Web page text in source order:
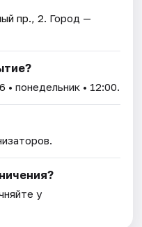
пр., 2. Город —
• понедельник • 12:00.
у